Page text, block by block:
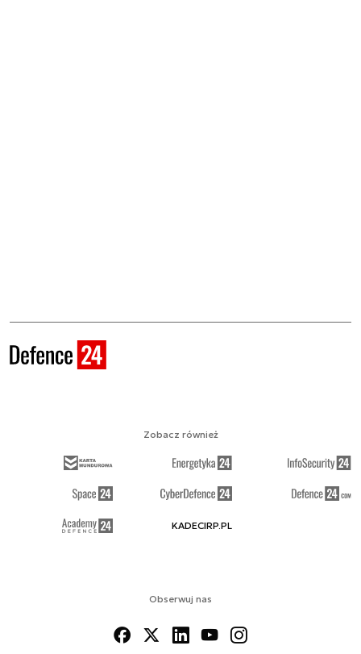
Obserwuj nas
Zobacz również
KADECIRP.PL